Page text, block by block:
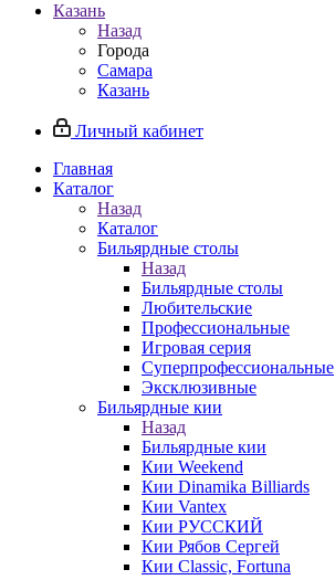
Казань
Назад
Города
Самара
Казань
Личный кабинет
Главная
Каталог
Назад
Каталог
Бильярдные столы
Назад
Бильярдные столы
Любительские
Профессиональные
Игровая серия
Суперпрофессиональные
Эксклюзивные
Бильярдные кии
Назад
Бильярдные кии
Кии Weekend
Кии Dinamika Billiards
Кии Vantex
Кии РУССКИЙ
Кии Рябов Сергей
Кии Classic, Fortuna